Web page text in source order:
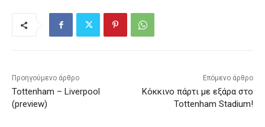
Προηγούμενο άρθρο
Tottenham – Liverpool
(preview)
Επόμενο άρθρο
Κόκκινο πάρτι με εξάρα στο
Tottenham Stadium!